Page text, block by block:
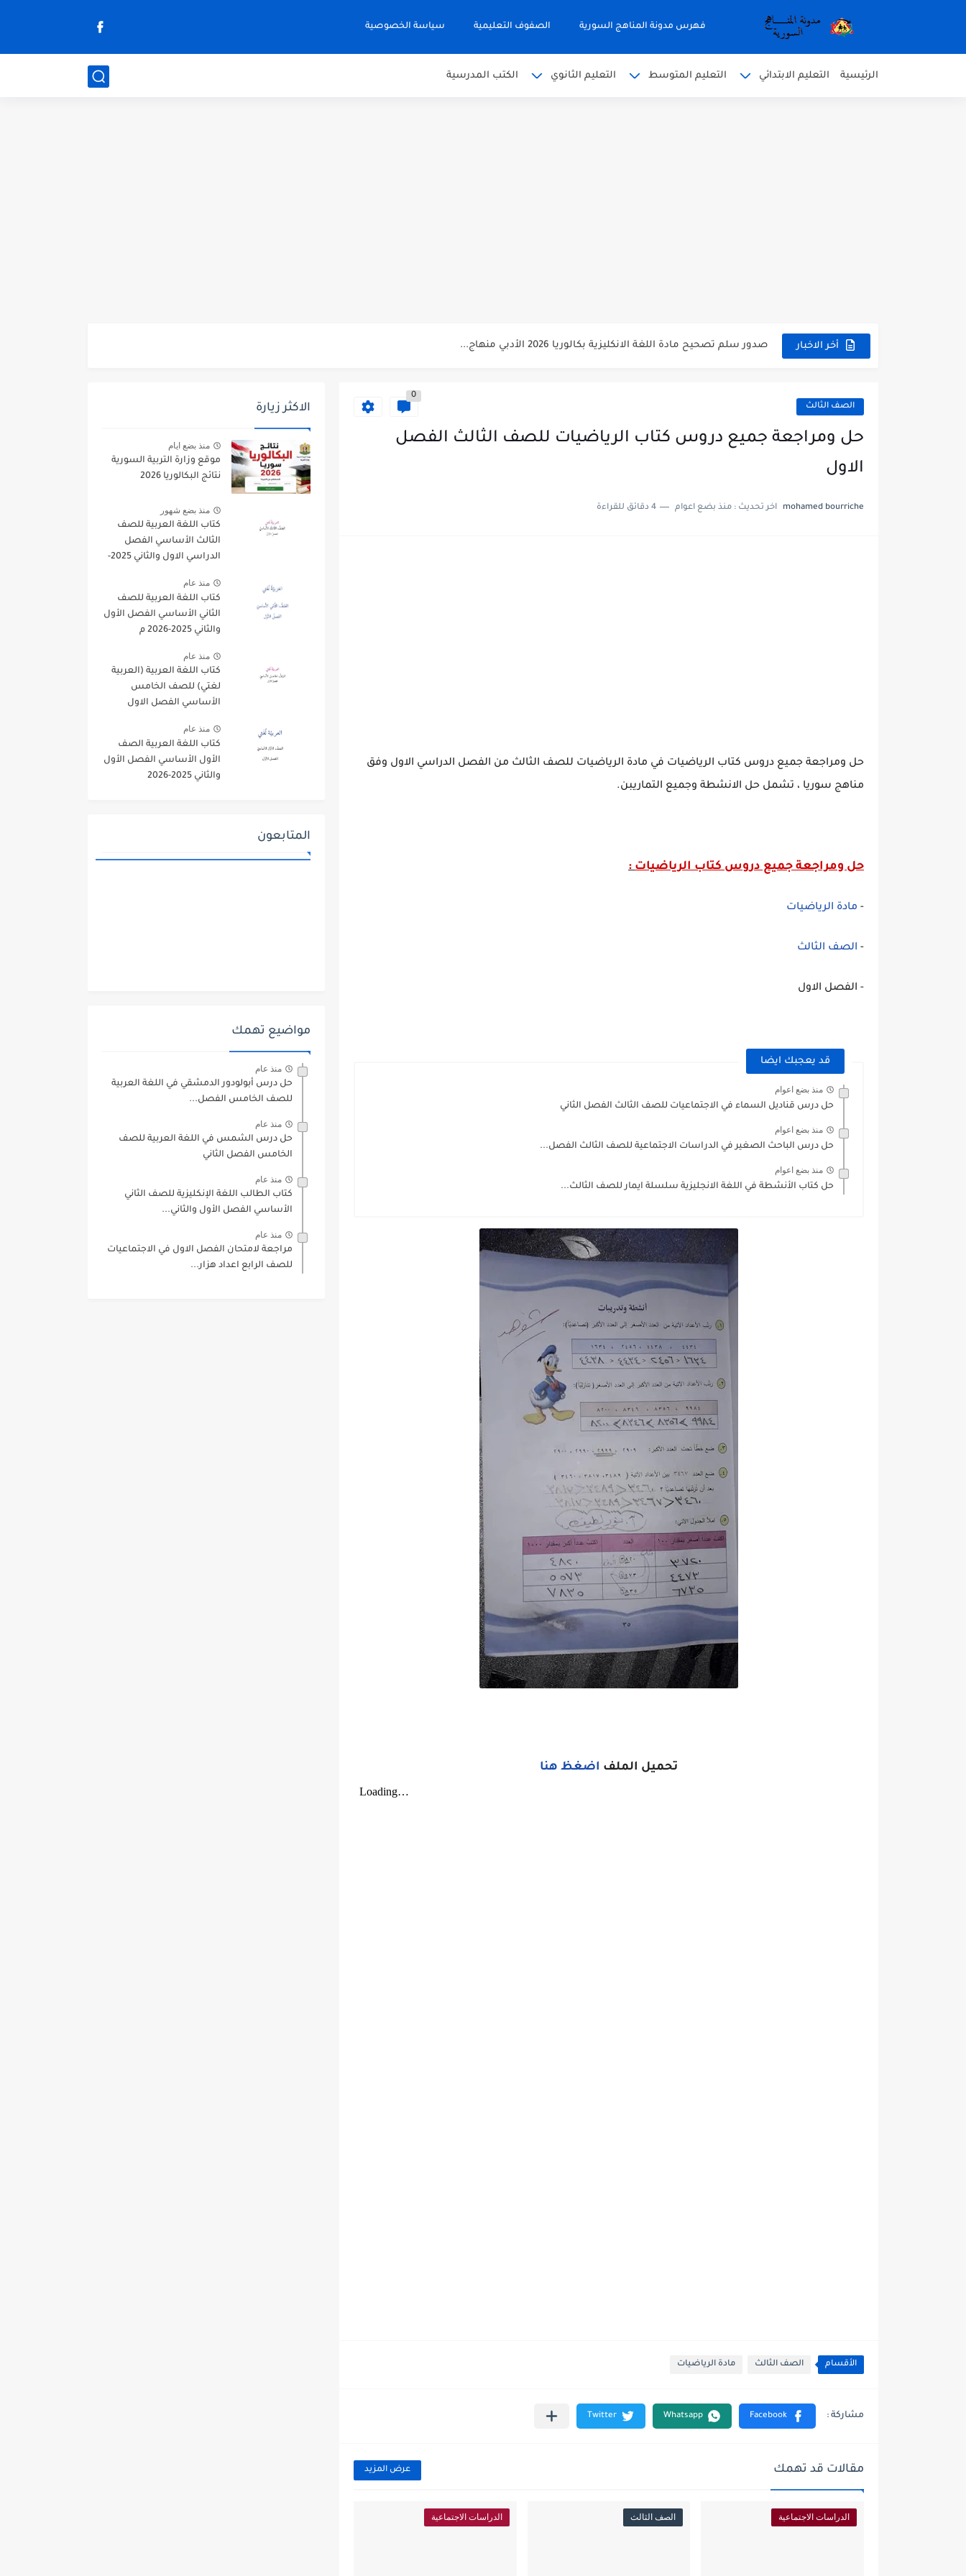
فهرس مدونة المناهج السورية الصفوف التعليمية سياسة الخصوصية
الرئيسية التعليم الابتدائي التعليم المتوسط التعليم الثانوي الكتب المدرسية
أخر الاخبار امتحان الرياضيات مع الحل لشهادة التعليم الاساسي والاعدادية الشرعية دورة...
الصف الثالث
0
حل ومراجعة جميع دروس كتاب الرياضيات للصف الثالث الفصل
الاول
mohamed bourriche اخر تحديث : منذ بضع اعوام 4 دقائق للقراءة
حل ومراجعة جميع دروس كتاب الرياضيات في مادة الرياضيات للصف الثالث من الفصل الدراسي الاول وفق
مناهج سوريا ، تشمل حل الانشطة وجميع التماريبن.
حل ومراجعة جميع دروس كتاب الرياضيات:
- مادة الرياضيات
- الصف الثالث
- الفصل الاول
قد يعجبك ايضا
منذ بضع اعوام
حل درس قناديل السماء في الاجتماعيات للصف الثالث الفصل الثاني
منذ بضع اعوام
حل درس الباحث الصغير في الدراسات الاجتماعية للصف الثالث الفصل...
منذ بضع اعوام
حل كتاب الأنشطة في اللغة الانجليزية سلسلة ايمار للصف الثالث...
تحميل الملف اضغظ هنا
الأقسام الصف الثالث مادة الرياضيات
مقالات قد تهمك عرض المزيد
الدراسات الاجتماعية الصف الثالث الدراسات الاجتماعية
الاكثر زيارة
منذ بضع ايام
موقع وزارة التربية السورية
نتائج البكالوريا 2026
منذ بضع شهور
كتاب اللغة العربية للصف
الثالث الأساسي الفصل
الدراسي الاول والثاني 2025-
منذ عام
كتاب اللغة العربية للصف
الثاني الأساسي الفصل الأول
والثاني 2025-2026 م
منذ عام
كتاب اللغة العربية (العربية
لغتي) للصف الخامس
الأساسي الفصل الاول
منذ عام
كتاب اللغة العربية الصف
الأول الأساسي الفصل الأول
والثاني 2025-2026
المتابعون
مواضيع تهمك
منذ عام
حل درس أبولودور الدمشقي في اللغة العربية
للصف الخامس الفصل...
منذ عام
حل درس الشمس في اللغة العربية للصف
الخامس الفصل الثاني
منذ عام
كتاب الطالب اللغة الإنكليزية للصف الثاني
الأساسي الفصل الأول والثاني...
منذ عام
مراجعة لامتحان الفصل الاول في الاجتماعيات
للصف الرابع اعداد هزار...